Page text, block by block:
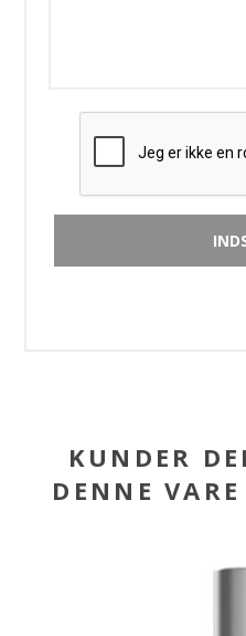
KUNDER
DENNE